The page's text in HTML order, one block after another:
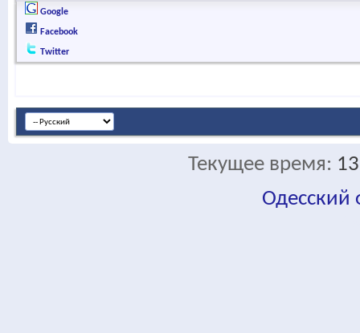
Google
Facebook
Twitter
Текущее время:
Одесский